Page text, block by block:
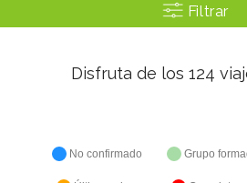
NOSOTROS
GALERIA
Filtrar
Disfruta de los 124
No confirmado Grupo